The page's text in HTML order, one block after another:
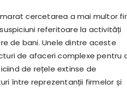
cercetarea a mai multor
referitoare la activități
de bani. Unele dintre aceste
de afaceri complexe pentru
de rețele extinse de
între reprezentanții firmelor și